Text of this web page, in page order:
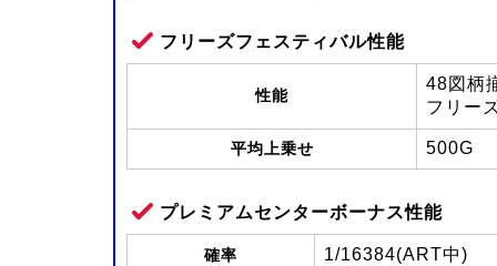
フリーズフェスティバル性能
性能
48図柄
フリー
平均上乗せ 500G
プレミアムセンターボーナス性能
確率 1/16384(ART中)